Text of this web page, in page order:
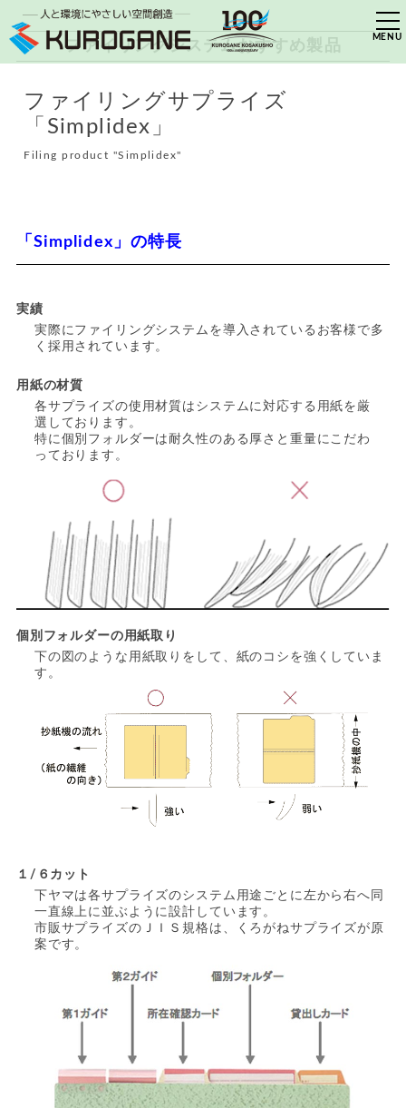
ファイリングシステムおすすめ製品
ファイリングサプライズ
「Simplidex」
Filing product "Simplidex"
「Simplidex」の特長
実績
実際にファイリングシステムを導入されているお客様で多
く採用されています。
用紙の材質
各サプライズの使用材質はシステムに対応する用紙を厳
選しております。
特に個別フォルダーは耐久性のある厚さと重量にこだわ
っております。
個別フォルダーの用紙取り
下の図のような用紙取りをして、紙のコシを強くしていま
す。
１/６カット
下ヤマは各サプライズのシステム用途ごとに左から右へ同
一直線上に並ぶように設計しています。
市販サプライズのＪＩＳ規格は、くろがねサプライズが原
案です。